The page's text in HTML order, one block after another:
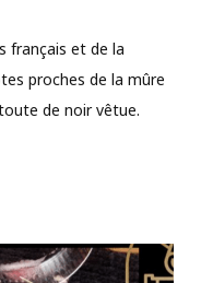
français et de la
proches de la mûre
de noir vêtue.